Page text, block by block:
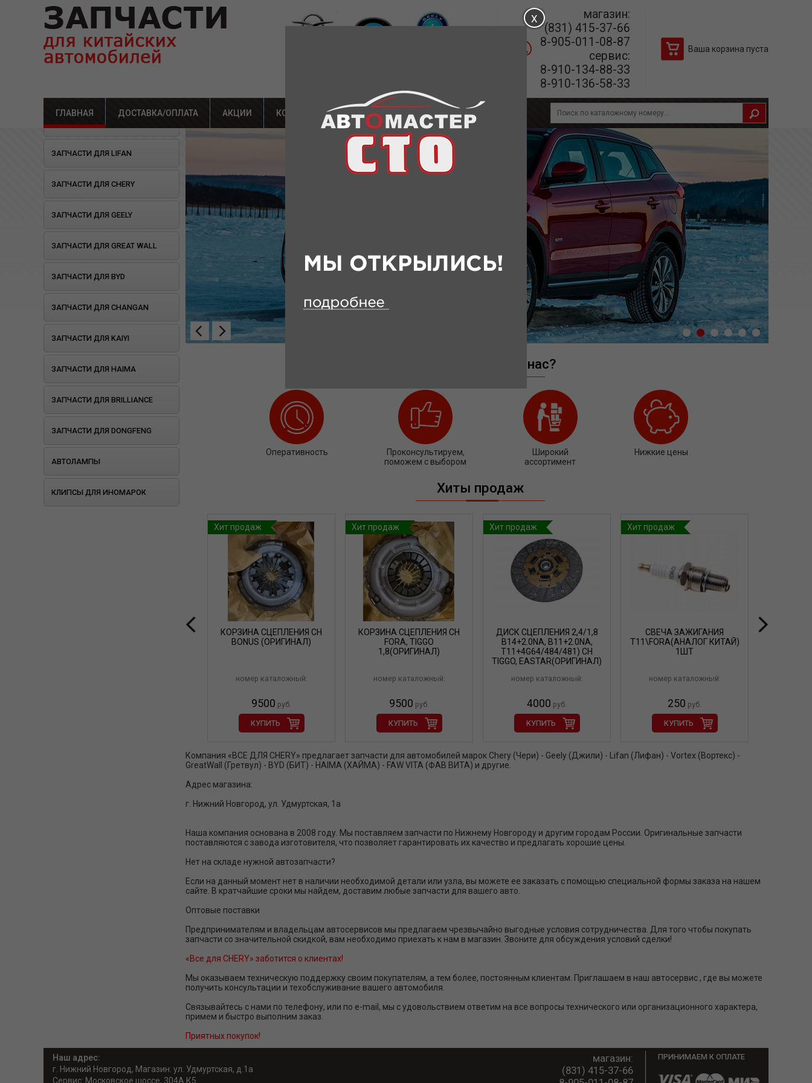
магазин:
(831) 415-37-66
8-905-011-08-87
сервис:
8-910-134-88-33
8-910-136-58-33
Ваша корзина пуста
ГЛАВНАЯ ДОСТАВКА/ОПЛАТА АКЦИИ КОНТАКТЫ
Почему выбирают нас?
Оперативность
Проконсультируем,
поможем с выбором
Широкий
ассортимент
Нижкие цены
Хиты продаж
КОРЗИНА СЦЕПЛЕНИЯ CH
BONUS (ОРИГИНАЛ)
номер каталожный:
9500 руб.
КУПИТЬ
Хит продаж
КОРЗИНА СЦЕПЛЕНИЯ CH
FORA, TIGGO
1,8(ОРИГИНАЛ)
номер каталожный:
9500 руб.
КУПИТЬ
Хит продаж
ДИСК СЦЕПЛЕНИЯ 2,4/1,8
B14+2.0NA, B11+2.0NA,
T11+4G64/484/481) CH
TIGGO, EASTAR(ОРИГИНАЛ)
номер каталожный:
4000 руб.
КУПИТЬ
Хит продаж
СВЕЧА ЗАЖИГАНИЯ
T11\FORA(АНАЛОГ КИТАЙ)
1ШТ
номер каталожный:
250 руб.
КУПИТЬ
Хит продаж
Компания «ВСЕ ДЛЯ CHERY» предлагает запчасти для автомобилей марок Chery (Чери) - Geely (Джили) - Lifan (Лифан) - Vortex (Вортекс) -
GreatWall (Гретвул) - BYD (БИТ) - HAIMA (ХАЙМА) - FAW VITA (ФАВ ВИТА) и другие.
Адрес магазина:
г. Нижний Новгород, ул. Удмуртская, 1а
Наша компания основана в 2008 году. Мы поставляем запчасти по Нижнему Новгороду и другим городам России. Оригинальные запчасти
поставляются с завода изготовителя, что позволяет гарантировать их качество и предлагать хорошие цены.
Нет на складе нужной автозапчасти?
Если на данный момент нет в наличии необходимой детали или узла, вы можете ее заказать с помощью специальной формы заказа на нашем
сайте. В кратчайшие сроки мы найдем, доставим любые запчасти для вашего авто.
Оптовые поставки
Предпринимателям и владельцам автосервисов мы предлагаем чрезвычайно выгодные условия сотрудничества. Для того чтобы покупать
запчасти со значительной скидкой, вам необходимо приехать к нам в магазин. Звоните для обсуждения условий сделки!
«Все для CHERY» заботится о клиентах!
Мы оказываем техническую поддержку своим покупателям, а тем более, постоянным клиентам. Приглашаем в наш автосервис , где вы можете
получить консультации и техобслуживание вашего автомобиля.
Связывайтесь с нами по телефону, или по e-mail, мы с удовольствием ответим на все вопросы технического или организационного характера,
примем и быстро выполним заказ.
Приятных покупок!
ОТКРЫЛОСЬ СТО!
ЗАПЧАСТИ ДЛЯ LIFAN
ЗАПЧАСТИ ДЛЯ CHERY
ЗАПЧАСТИ ДЛЯ GEELY
ЗАПЧАСТИ ДЛЯ GREAT WALL
ЗАПЧАСТИ ДЛЯ BYD
ЗАПЧАСТИ ДЛЯ CHANGAN
ЗАПЧАСТИ ДЛЯ KAIYI
ЗАПЧАСТИ ДЛЯ HAIMA
ЗАПЧАСТИ ДЛЯ BRILLIANCE
ЗАПЧАСТИ ДЛЯ DONGFENG
АВТОЛАМПЫ
КЛИПСЫ ДЛЯ ИНОМАРОК
Наш адрес:
г. Нижний Новгород, Магазин: ул. Удмуртская, д.1а
Сервис: Московское шоссе, 304А К5
магазин:
(831) 415-37-66
ПРИНИМАЕМ К ОПЛАТЕ